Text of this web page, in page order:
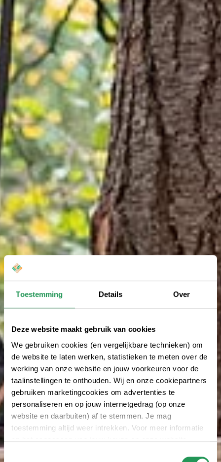
Toestemming Details Over
Deze website maakt gebruik van cookies
We gebruiken cookies (en vergelijkbare technieken) om
de website te laten werken, statistieken te meten over de
werking van onze website en jouw voorkeuren voor de
taalinstellingen te onthouden. Wij en onze cookiepartners
gebruiken marketingcookies om advertenties te
personaliseren en op jouw internetgedrag (op onze
website en daarbuiten) af te stemmen. Je mag
toestemming altijd weer intrekken. Voor meer informatie